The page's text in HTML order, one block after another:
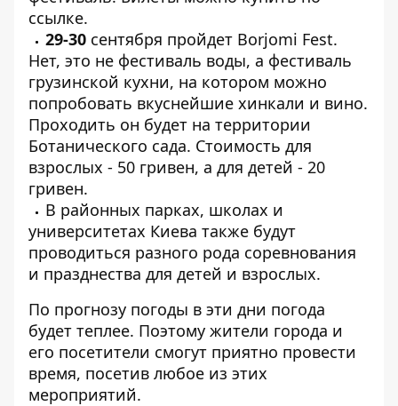
ссылке.
29-30 сентября пройдет Borjomi Fest.
Нет, это не фестиваль воды, а фестиваль
грузинской кухни, на котором можно
попробовать вкуснейшие хинкали и вино.
Проходить он будет на территории
Ботанического сада. Стоимость для
взрослых - 50 гривен, а для детей - 20
гривен.
В районных парках, школах и
университетах Киева также будут
проводиться разного рода соревнования
и празднества для детей и взрослых.
По прогнозу погоды в эти дни погода
будет теплее. Поэтому жители города и
его посетители смогут приятно провести
время, посетив любое из этих
мероприятий.